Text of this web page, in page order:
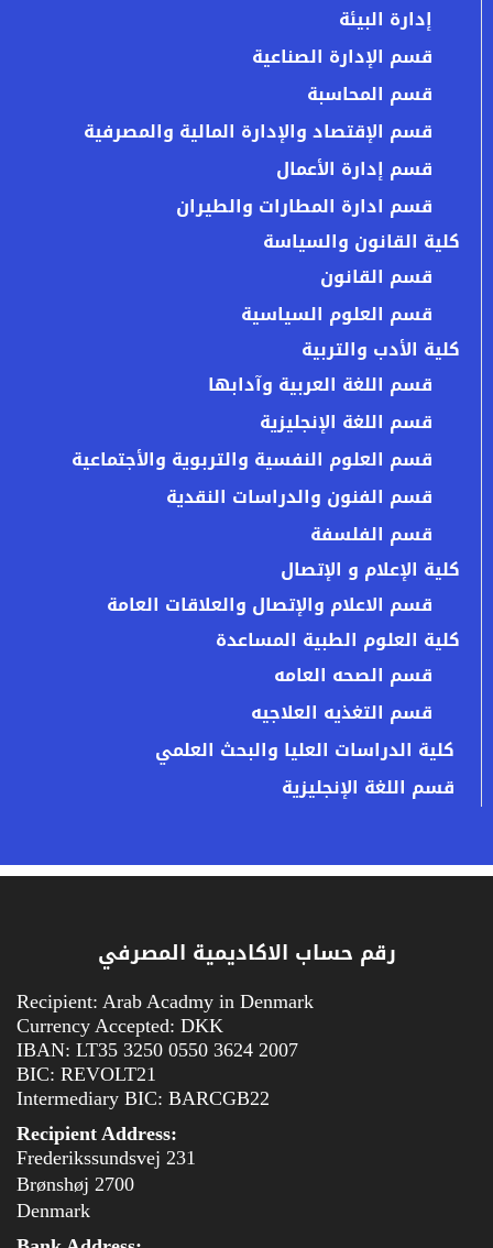
إدارة البيئة
قسم الإدارة الصناعية
قسم المحاسبة
قسم الإقتصاد والإدارة المالية والمصرفية
قسم إدارة الأعمال
قسم ادارة المطارات والطيران
كلية القانون والسياسة
قسم القانون
قسم العلوم السياسية
كلية الأدب والتربية
قسم اللغة العربية وآدابها
قسم اللغة الإنجليزية
قسم العلوم النفسية والتربوية والأجتماعية
قسم الفنون والدراسات النقدية
قسم الفلسفة
كلية الإعلام و الإتصال
قسم الاعلام والإتصال والعلاقات العامة
كلية العلوم الطبية المساعدة
قسم الصحه العامه
قسم التغذيه العلاجيه
كلية الدراسات العليا والبحث العلمي
قسم اللغة الإنجليزية
رقم حساب الاكاديمية المصرفي
Recipient: Arab Acadmy in Denmark
Currency Accepted: DKK
IBAN: LT35 3250 0550 3624 2007
BIC: REVOLT21
Intermediary BIC: BARCGB22
Recipient Address:
Frederikssundsvej 231
2700 Brønshøj
Denmark